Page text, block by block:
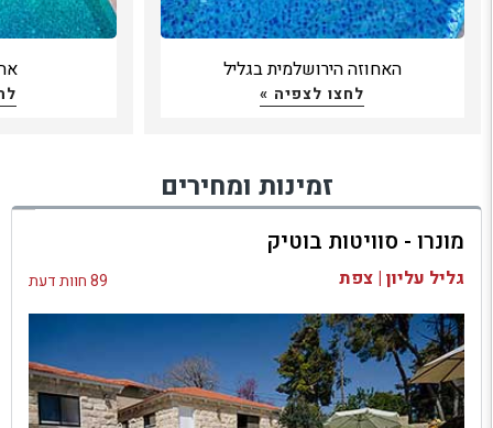
האחוזה הירושלמית בגליל
לחצו לצפיה »
זמינות ומחירים
מונרו - סוויטות בוטיק
גליל עליון | צפת 89 חוות דעת